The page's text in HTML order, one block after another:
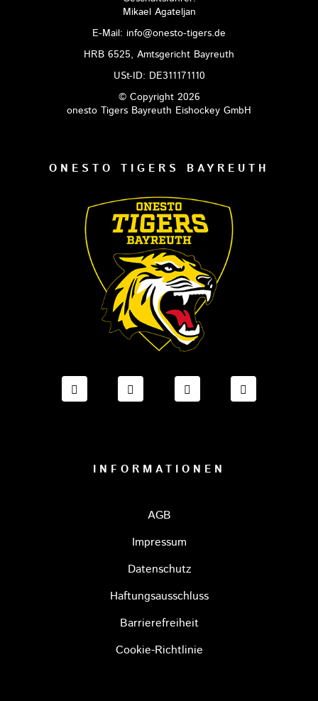
Mikael Agateljan
E-Mail: info@onesto-tigers.de
HRB 6525, Amtsgericht Bayreuth
USt-ID: DE311171110
© Copyright 2026
onesto Tigers Bayreuth Eishockey GmbH
ONESTO TIGERS BAYREUTH
FACEBOOK ONESTO TIGERS BAYREUTH
INSTAGRAM ONESTO TIGERS
TIKTOK ONESTO
INFORMATIONEN
AGB
Impressum
Datenschutz
Haftungsausschluss
Barrierefreiheit
Cookie-Richtlinie